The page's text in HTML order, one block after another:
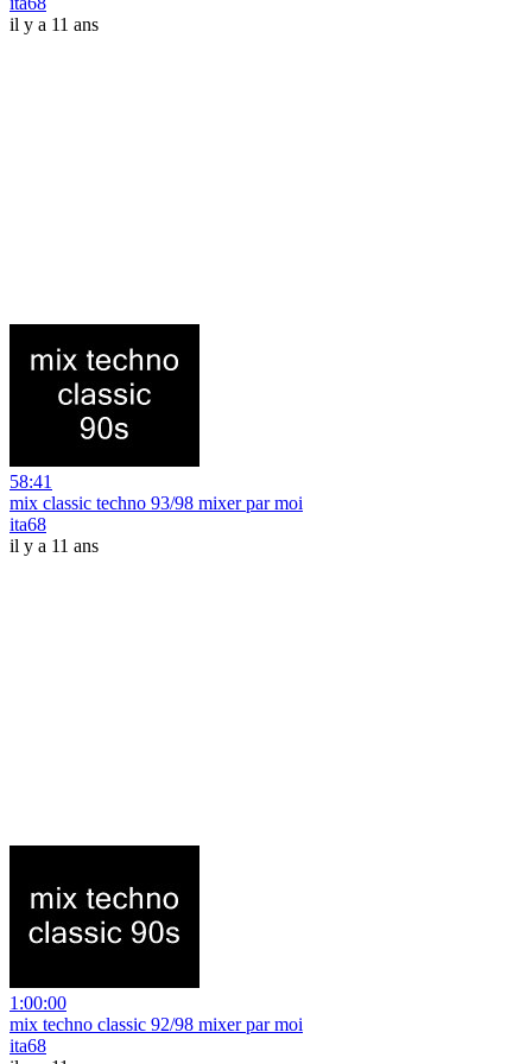
il y a 11 ans
58:41
mix classic techno 93/98 mixer par moi
ita68
il y a 11 ans
1:00:00
mix techno classic 92/98 mixer par moi
ita68